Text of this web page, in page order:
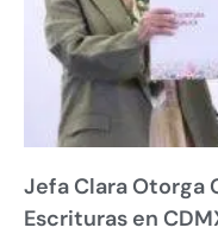
Jefa Clara Otorga
Escrituras en